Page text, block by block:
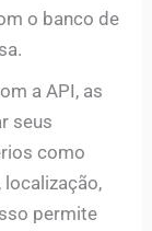
o banco de
a API, as
seus
como
permite